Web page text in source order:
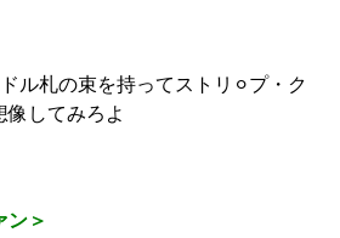
ル札の束を持ってストリ⚪︎プ・ク
像してみろよ
＞